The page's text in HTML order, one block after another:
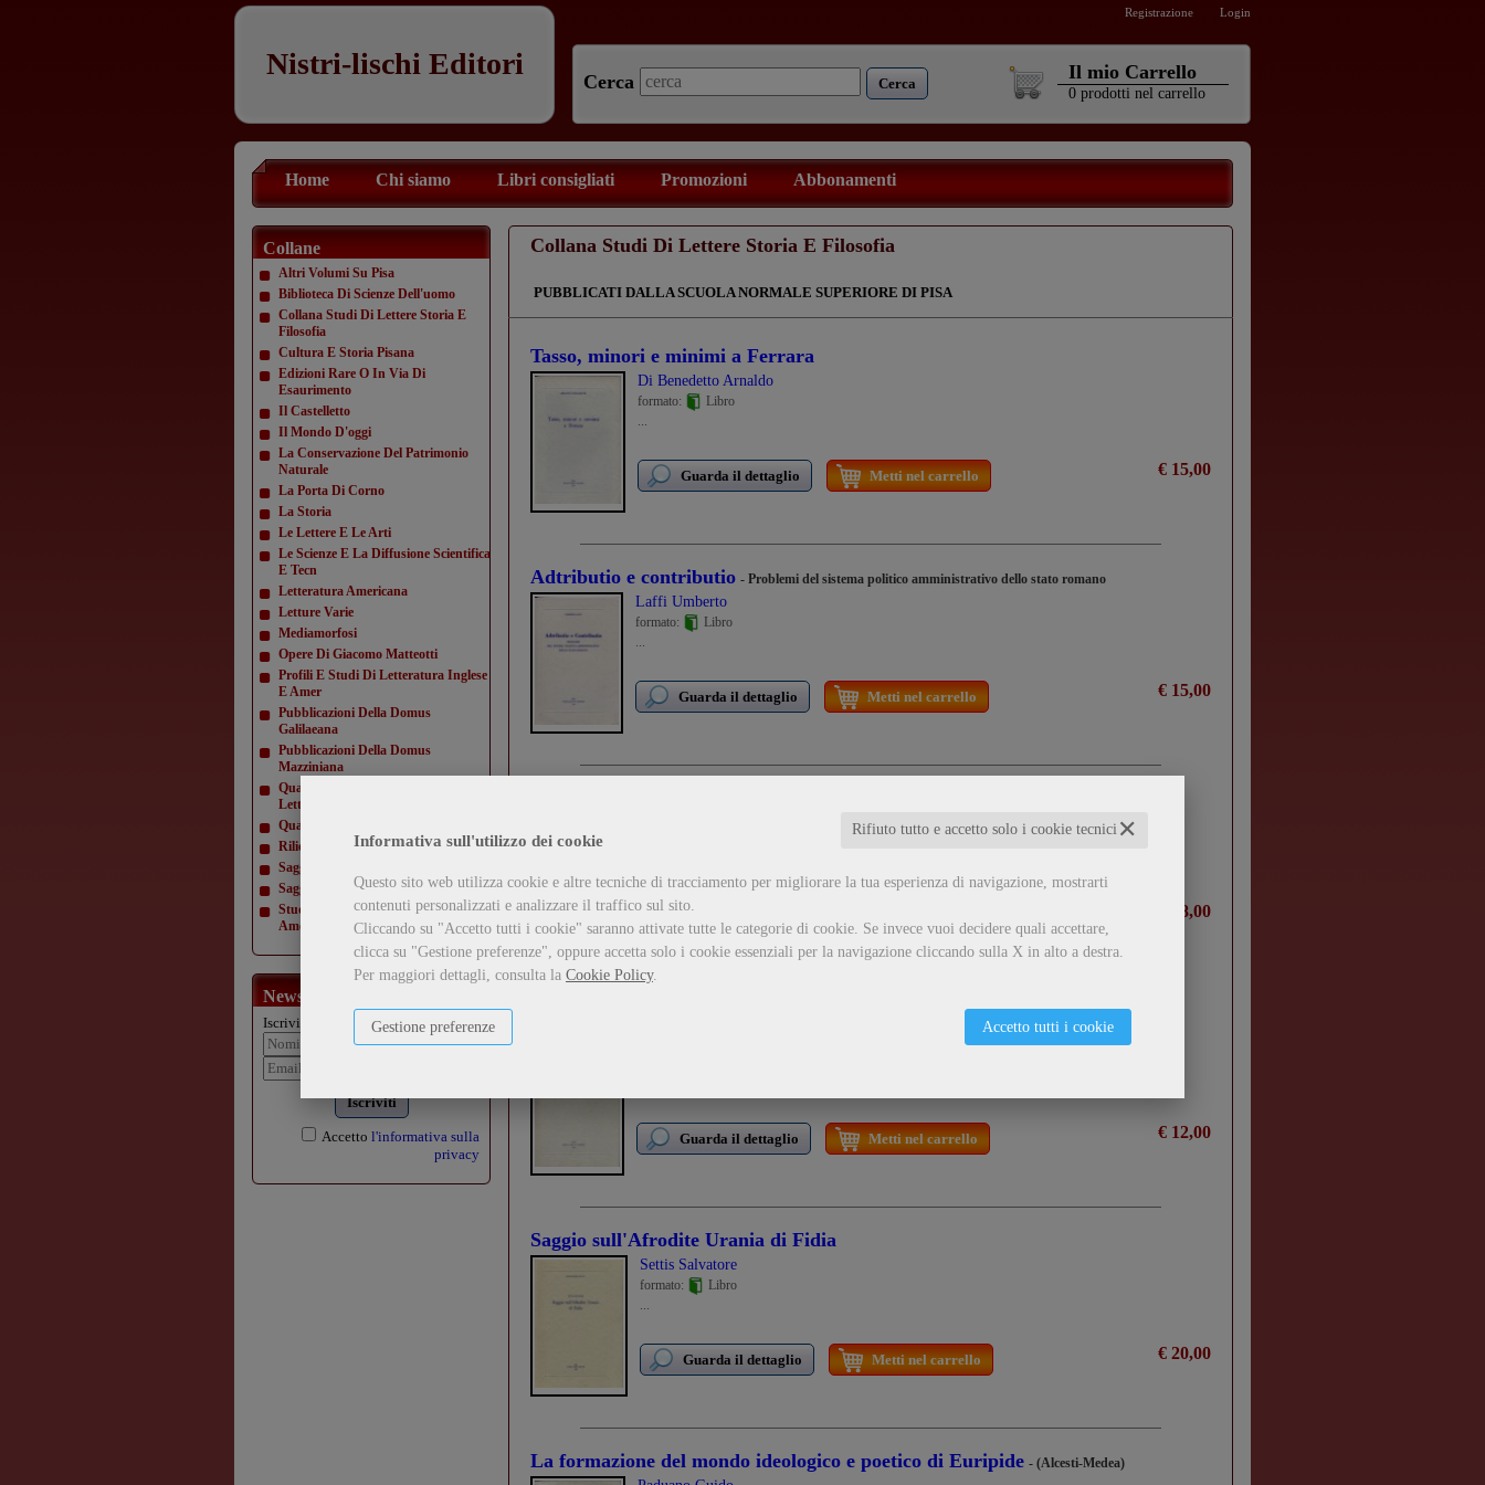
Informativa sull'utilizzo dei cookie ✕
Rifiuto tutto e accetto solo i cookie tecnici
Questo sito web utilizza cookie e altre tecniche di tracciamento per migliorare la tua esperienza di navigazione, mostrarti
contenuti personalizzati e analizzare il traffico sul sito.
Cliccando su "Accetto tutti i cookie" saranno attivate tutte le categorie di cookie. Se invece vuoi decidere quali accettare,
clicca su "Gestione preferenze", oppure accetta solo i cookie essenziali per la navigazione cliccando sulla X in alto a destra.
Per maggiori dettagli, consulta la Cookie Policy.
Accetto tutti i cookie
Gestione preferenze
Registrazione Login
Nistri-lischi Editori
Cerca Cerca
Il mio Carrello
0 prodotti nel carrello
Home Chi siamo Libri consigliati Promozioni Abbonamenti
Collane
Altri Volumi Su Pisa
Biblioteca Di Scienze Dell'uomo
Collana Studi Di Lettere Storia E
Filosofia
Cultura E Storia Pisana
Edizioni Rare O In Via Di
Esaurimento
Il Castelletto
Il Mondo D'oggi
La Conservazione Del Patrimonio
Naturale
La Porta Di Corno
La Storia
Le Lettere E Le Arti
Le Scienze E La Diffusione Scientifica
E Tecn
Letteratura Americana
Letture Varie
Mediamorfosi
Opere Di Giacomo Matteotti
Profili E Studi Di Letteratura Inglese
E Amer
Pubblicazioni Della Domus
Galilaeana
Pubblicazioni Della Domus
Mazziniana
Quaderni Dell'Istituto Di Lingua E
Letteratur
Quaderni Della Direzione
Rilievi Di Monumenti
Saggi Di Varia Umanità
Saggi Di Varia Umanità- Nuova Serie
Studi E Testi Di Storia Costituzionale
Americ
Newsletter
Iscriviti alla nostra newsletter:
Iscriviti
Accetto l'informativa sulla
privacy
Collana Studi Di Lettere Storia E Filosofia
PUBBLICATI DALLA SCUOLA NORMALE SUPERIORE DI PISA
Tasso, minori e minimi a Ferrara
Di Benedetto Arnaldo
formato:
Libro
...
€ 15,00
Guarda il dettaglio Metti nel carrello
Adtributio e contributio - Problemi del sistema politico amministrativo dello stato romano
Laffi Umberto
formato:
Libro
...
€ 15,00
Guarda il dettaglio Metti nel carrello
€ 18,00
€ 12,00
Guarda il dettaglio Metti nel carrello
Saggio sull'Afrodite Urania di Fidia
Settis Salvatore
formato:
Libro
...
€ 20,00
Guarda il dettaglio Metti nel carrello
La formazione del mondo ideologico e poetico di Euripide - (Alcesti-Medea)